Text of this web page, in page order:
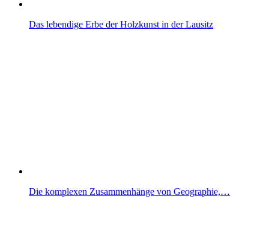
Das lebendige Erbe der Holzkunst in der Lausitz
Die komplexen Zusammenhänge von Geographie,…